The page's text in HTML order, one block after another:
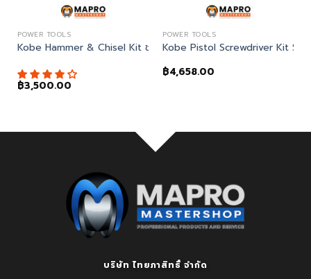
POWER TOOLS
Kobe Hammer & Chisel Kit ชุดสกัดลม
฿3,500.00
POWER TOOLS
Kobe Pistol Screwdriver Kit
฿4,658.00
Drill สว่านลมด้ามปืน
บริษัท ไทยภาสิทธิ์ จำกัด